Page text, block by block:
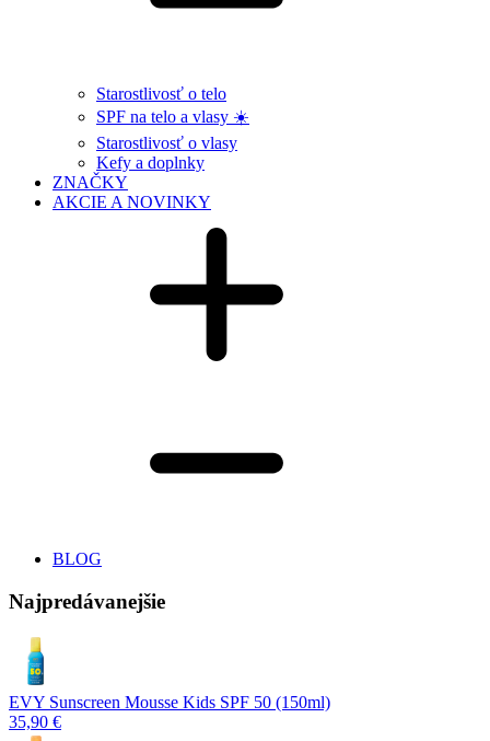
Starostlivosť o telo
SPF na telo a vlasy ☀️
Starostlivosť o vlasy
Kefy a doplnky
ZNAČKY
AKCIE A NOVINKY
BLOG
Najpredávanejšie
EVY Sunscreen Mousse Kids SPF 50 (150ml)
35,90 €